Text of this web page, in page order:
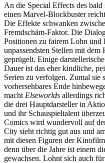
An die Special Effects des bald
einen Marvel-Blockbuster
Die Effekte schwanken
Fremdschäm-Faktor. Die
Positionen zu fairem Lohn und
unpassendsten Stellen mit
geprügelt. Einige
Dauer ist das eher kindliche,
Serien zu verfolgen. Zumal sie
vorhersehbares Ende
macht Elseworlds allerdings
die drei Hauptdarsteller in
und ihr Schauspieltalent
Comics wird wundervoll auf
City sieht richtig gut aus und
mit diesen Figuren der Kinofilm
denn über die Jahre ist einem
gewachsen. Lohnt sich auch